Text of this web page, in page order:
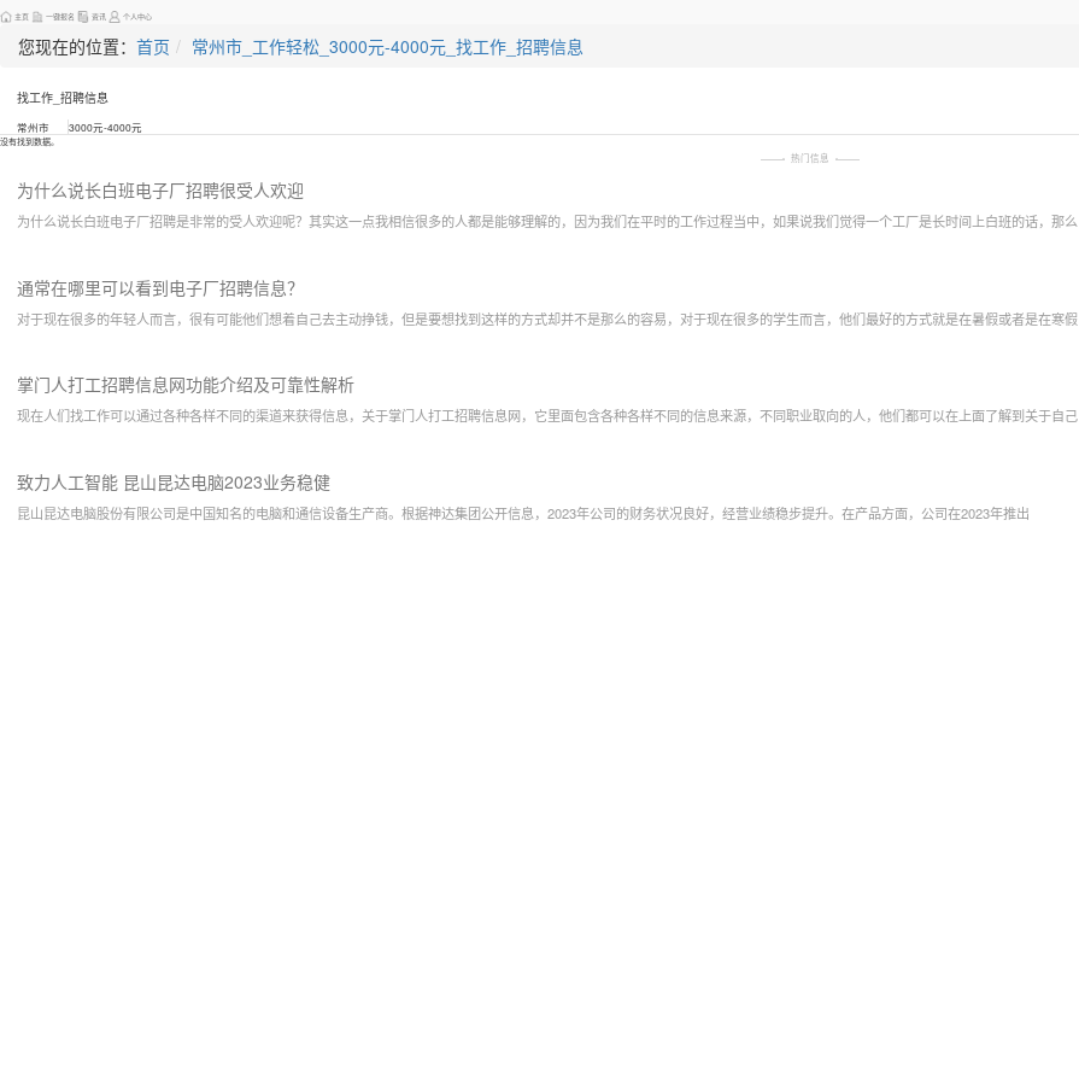
主页 一键报名 资讯 个人中心
您现在的位置： 首页 常州市_工作轻松_3000元-4000元_找工作_招聘信息
找工作_招聘信息
常州市 3000元-4000元
没有找到数据。
热门信息
为什么说长白班电子厂招聘很受人欢迎
为什么说长白班电子厂招聘是非常的受人欢迎呢？其实这一点我相信很多的人都是能够理解的，因为我们在平时的工作过程当中，如果说我们觉得一个工厂是长时间上白班的话，那么
通常在哪里可以看到电子厂招聘信息？
对于现在很多的年轻人而言，很有可能他们想着自己去主动挣钱，但是要想找到这样的方式却并不是那么的容易，对于现在很多的学生而言，他们最好的方式就是在暑假或者是在寒假
掌门人打工招聘信息网功能介绍及可靠性解析
现在人们找工作可以通过各种各样不同的渠道来获得信息，关于掌门人打工招聘信息网，它里面包含各种各样不同的信息来源，不同职业取向的人，他们都可以在上面了解到关于自己
致力人工智能 昆山昆达电脑2023业务稳健
昆山昆达电脑股份有限公司是中国知名的电脑和通信设备生产商。根据神达集团公开信息，2023年公司的财务状况良好，经营业绩稳步提升。在产品方面，公司在2023年推出